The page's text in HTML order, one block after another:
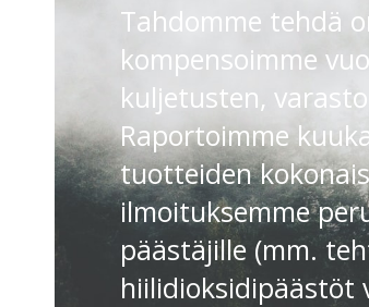
Tahdomme tehdä
kompensoimme
kuljetusten,
Raportoimme
tuotteiden
ilmoituksemme
päästäjille (mm.
hiilidioksidipäästöt